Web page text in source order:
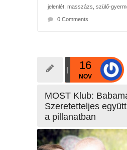
jelenlét, masszázs, szülő-
0 Comments
16
NOV
MOST Klub:
Szeretetteljes
a pillanatban